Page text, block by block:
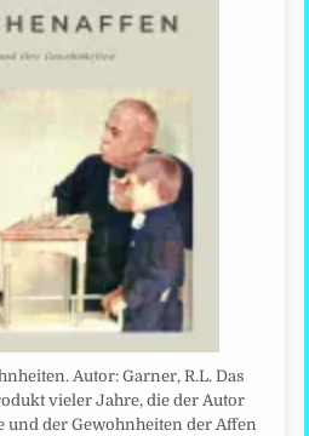
Autor: Garner, R.L. Das
vieler Jahre, die der Autor
und der Gewohnheiten der Affen